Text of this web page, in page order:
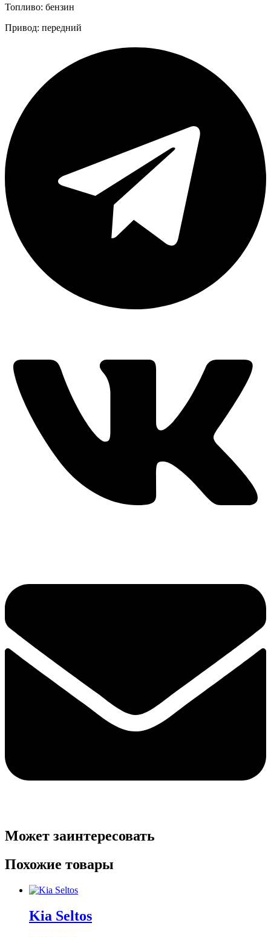
Топливо: бензин
Привод: передний
Может заинтересовать
Похожие товары
Kia Seltos